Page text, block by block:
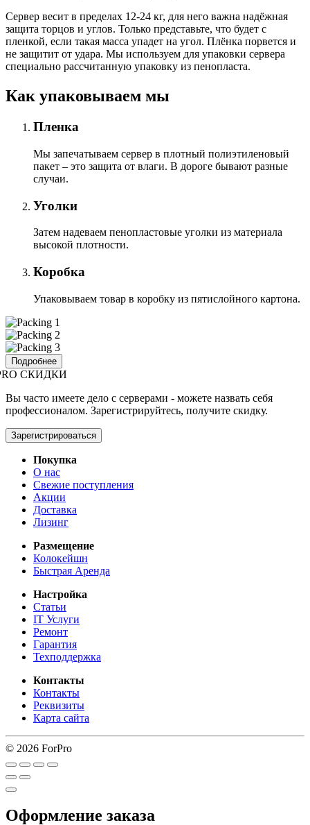
Сервер весит в пределах 12-24 кг, для него важна надёжная
защита торцов и углов. Только представьте, что будет с
пленкой, если такая масса упадет на угол. Плёнка порвется и
не защитит от удара. Мы используем для упаковки сервера
специально расcчитанную упаковку из пенопласта.
Как упаковываем мы
Пленка
Мы запечатываем сервер в плотный полиэтиленовый
пакет – это защита от влаги. В дороге бывают разные
случаи.
Уголки
Затем надеваем пенопластовые уголки из материала
высокой плотности.
Коробка
Упаковываем товар в коробку из пятислойного картона.
Подробнее
СКИДКИ
Вы часто имеете дело с серверами - можете назвать себя
профессионалом. Зарегистрируйтесь, получите скидку.
Зарегистрироваться
Покупка
О нас
Свежие поступления
Акции
Доставка
Лизинг
Размещение
Колокейшн
Быстрая Аренда
Настройка
Статьи
IT Услуги
Ремонт
Гарантия
Техподдержка
Контакты
Контакты
Реквизиты
Карта сайта
© 2026 ForPro
Оформление заказа